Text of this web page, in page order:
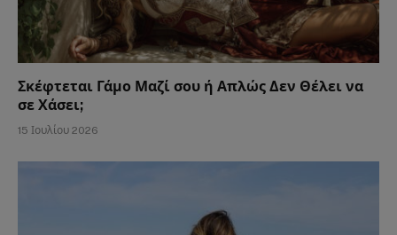
Σκέφτεται Γάμο Μαζί σου ή Απλώς Δεν Θέλει να
σε Χάσει;
15 Ιουλίου 2026